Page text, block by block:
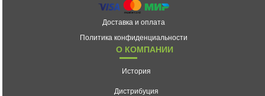
Доставка и оплата
Политика конфиденциальности
О КОМПАНИИ
История
Дистрибуция